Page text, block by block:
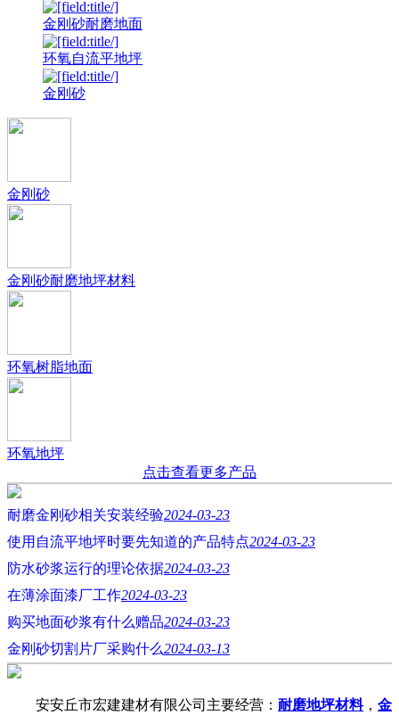
金刚砂耐磨地面
环氧自流平地坪
金刚砂
金刚砂
金刚砂耐磨地坪材料
环氧树脂地面
环氧地坪
点击查看更多产品
耐磨金刚砂相关安装经验2024-03-23
使用自流平地坪时要先知道的产品特点2024-03-23
防水砂浆运行的理论依据2024-03-23
在薄涂面漆厂工作2024-03-23
购买地面砂浆有什么赠品2024-03-23
金刚砂切割片厂采购什么2024-03-13
安安丘市宏建建材有限公司主要经营： 耐磨地坪材料， 金